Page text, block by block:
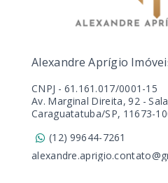
Alexandre Aprígio
CNPJ - 61.161.017/0001-15
Av. Marginal Direita, 92 -
Caraguatatuba/SP, 11673-
(12) 99644-7261